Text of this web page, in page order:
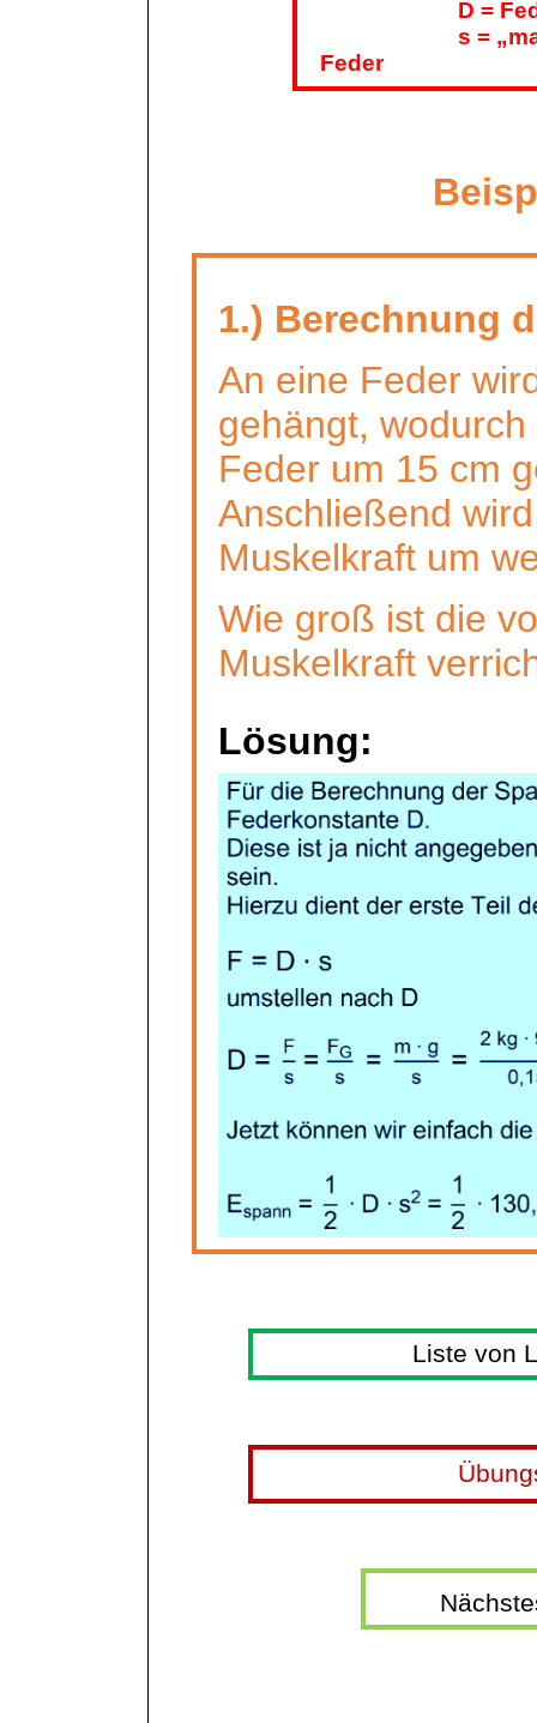
D =
s =
Feder
1.) Berechnung
An eine Feder
gehängt, wodurch
Feder um 15 cm
Anschließend
Muskelkraft um
Wie groß ist die
Muskelkraft
Lösung:
Liste von